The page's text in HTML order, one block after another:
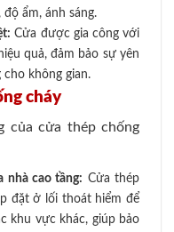
ẩm, ánh sáng.
Cửa được gia công với
quả, đảm bảo sự yên
không gian.
cháy
của cửa thép chống
nhà cao tầng: Cửa thép
đặt ở lối thoát hiểm để
khu vực khác, giúp bảo